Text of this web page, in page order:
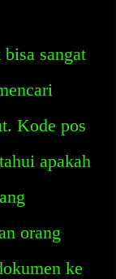
sangat
Kode pos
apakah
orang
ke